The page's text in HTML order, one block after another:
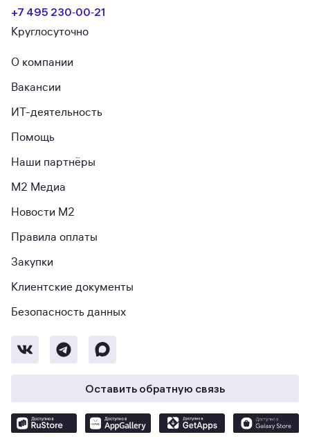
+7 495 230‑00‑21
Круглосуточно
О компании
Вакансии
ИТ-деятельность
Помощь
Наши партнёры
М2 Медиа
Новости М2
Правила оплаты
Закупки
Клиентские документы
Безопасность данных
Оставить обратную связь